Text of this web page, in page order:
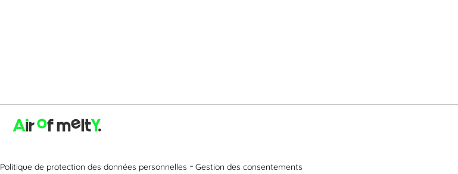
Politique de protection des données personnelles Gestion des consentements